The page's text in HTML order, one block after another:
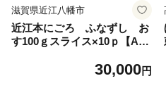
滋賀県近江八幡市
近江本にごろ ふなずし お
す100ｇスライス×10ｐ【AD3
30,000円